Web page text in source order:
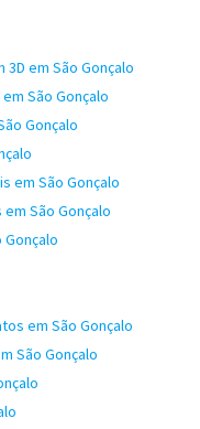
em São Gonçalo
São Gonçalo
Gonçalo
em São Gonçalo
São Gonçalo
Gonçalo
em São Gonçalo
São Gonçalo